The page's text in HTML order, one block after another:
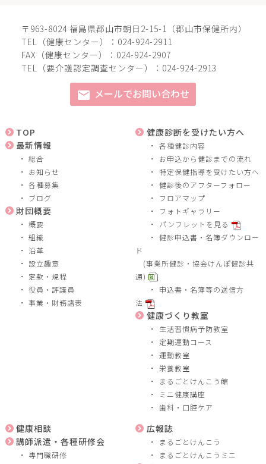
〒963-8024 福島県郡山市朝日2-15-1（郡山市保健所内）
TEL（健康センター）：024-924-2911
FAX（健康センター）：024-924-2907
TEL（要介護認定調査センター）：024-924-2913
mail メールでお問い合わせ
TOP
最新情報
総合
お知らせ
各種募集
ブログ
財団概要
概要
組織
沿革
設立趣意
定款・規程
役員・評議員
事業・財務諸表
健康診断を受けたい方へ
各種健診内容
お申込から健診までの流れ
特定保健指導を受けたい方へ
健診後のアフターフォロー
フロアマップ
フォトギャラリー
パンフレットを見る
健診申込書・名簿ダウンロー
ド
(事業所健診・協会けんぽ健診共
通)
申込書・名簿等の送信方
法
健康づくり教室
生活習慣病予防教室
定期運動コース
運動教室
栄養教室
まるごとけんこう館
ミニ健康講座
歯科・口腔ケア
健康相談
講師派遣・各種研修会
専門職研修
広報誌
まるごとけんこう
まるごとけんこうミニ